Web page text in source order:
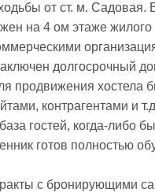
от ст. м.
на 4 ом этаже
долгосрочный
продвижения хостела
контрагентами и
гостей, когда-либо
готов полностью
с бронирующими